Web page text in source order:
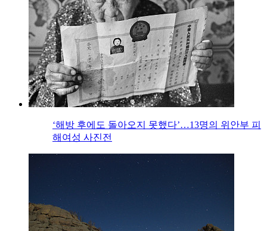
‘해방 후에도 돌아오지 못했다’…13명의 위안부 피
해여성 사진전